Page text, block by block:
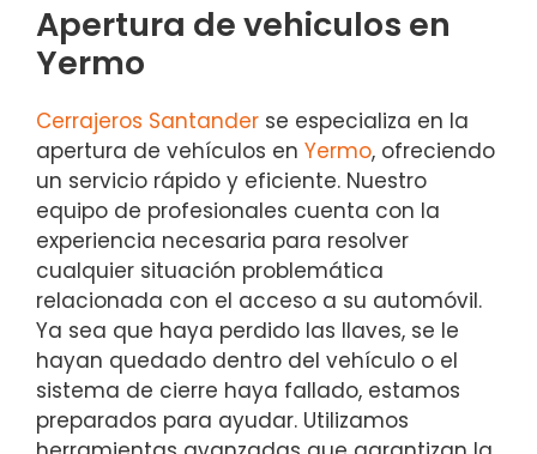
Apertura de vehiculos en
Yermo
Cerrajeros Santander se especializa en la
apertura de vehículos en Yermo, ofreciendo
un servicio rápido y eficiente. Nuestro
equipo de profesionales cuenta con la
experiencia necesaria para resolver
cualquier situación problemática
relacionada con el acceso a su automóvil.
Ya sea que haya perdido las llaves, se le
hayan quedado dentro del vehículo o el
sistema de cierre haya fallado, estamos
preparados para ayudar. Utilizamos